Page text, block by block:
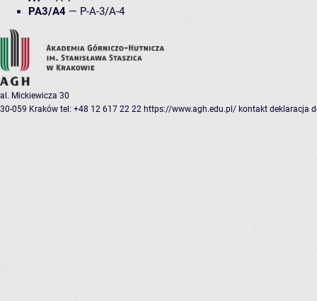
PA3/A4 — P-A-3/A-4
al. Mickiewicza 30
30-059 Kraków tel: +48 12 617 22 22 https://www.agh.edu.pl/ kontakt deklaracja